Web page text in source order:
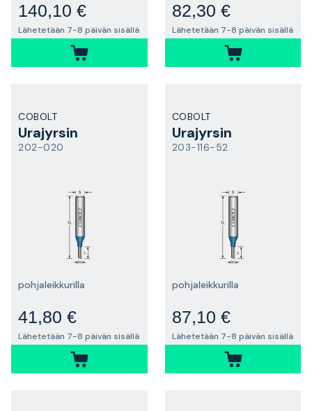
140,10 €
Lähetetään 7-8 päivän sisällä
82,30 €
Lähetetään 7-8 päivän sisällä
COBOLT
Urajyrsin
202-020
pohjaleikkurilla
41,80 €
Lähetetään 7-8 päivän sisällä
COBOLT
Urajyrsin
203-116-52
pohjaleikkurilla
87,10 €
Lähetetään 7-8 päivän sisällä